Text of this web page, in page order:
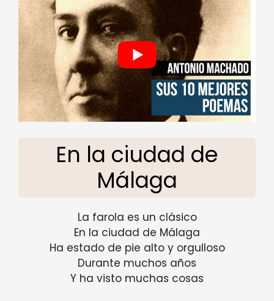
En la ciudad de
Málaga
La farola es un clásico
En la ciudad de Málaga
Ha estado de pie alto y orgulloso
Durante muchos años
Y ha visto muchas cosas